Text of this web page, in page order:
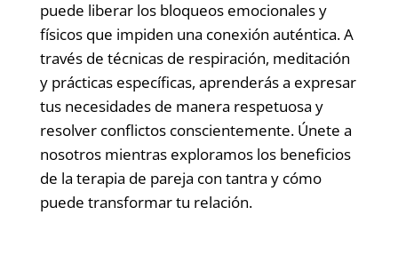
puede liberar los bloqueos emocionales y
físicos que impiden una conexión auténtica. A
través de técnicas de respiración, meditación
y prácticas específicas, aprenderás a expresar
tus necesidades de manera respetuosa y
resolver conflictos conscientemente. Únete a
nosotros mientras exploramos los beneficios
de la terapia de pareja con tantra y cómo
puede transformar tu relación.